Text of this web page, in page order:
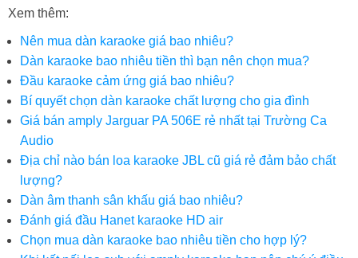
Xem thêm:
Nên mua dàn karaoke giá bao nhiêu?
Dàn karaoke bao nhiêu tiền thì bạn nên chọn mua?
Đầu karaoke cảm ứng giá bao nhiêu?
Bí quyết chọn dàn karaoke chất lượng cho gia đình
Giá bán amply Jarguar PA 506E rẻ nhất tại Trường Ca
Audio
Địa chỉ nào bán loa karaoke JBL cũ giá rẻ đảm bảo chất
lượng?
Dàn âm thanh sân khấu giá bao nhiêu?
Đánh giá đầu Hanet karaoke HD air
Chọn mua dàn karaoke bao nhiêu tiền cho hợp lý?